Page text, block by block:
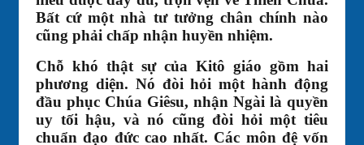
Bất cứ một nhà tư tưởng chân chính nào
cũng phải chấp nhận huyền nhiệm.
Chỗ khó thật sự của Kitô giáo gồm hai
phương diện. Nó đòi hỏi một hành động
đầu phục Chúa Giêsu, nhận Ngài là quyền
uy tối hậu, và nó cũng đòi hỏi một tiêu
chuẩn đạo đức cao nhất. Các môn đệ vốn